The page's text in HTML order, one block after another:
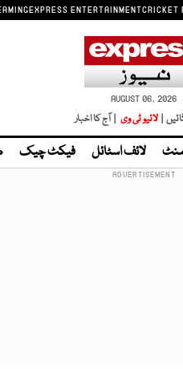
EXPRESS ENTERTAINMENTCRICKET
AUGUST 06, 2026
| لائیو ٹی وی | آج کا اخبار
لائف اسٹائل فیکٹ چیک